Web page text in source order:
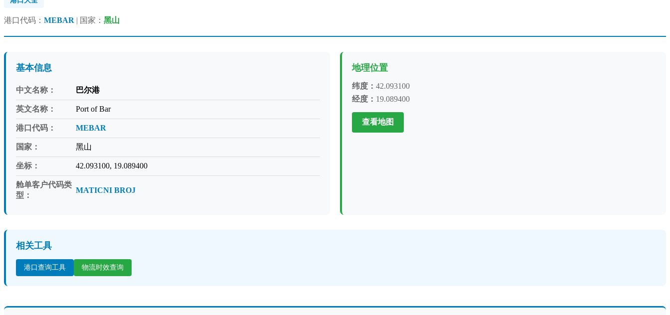
港口代码： MEBAR | 国家： 黑山
基本信息
中文名称： 巴尔港
英文名称： Port of Bar
港口代码： MEBAR
国家： 黑山
坐标： 42.093100, 19.089400
舱单客户代码类
型：
MATICNI BROJ
地理位置
纬度： 42.093100
经度： 19.089400
查看地图
相关工具
港口查询工具 物流时效查询